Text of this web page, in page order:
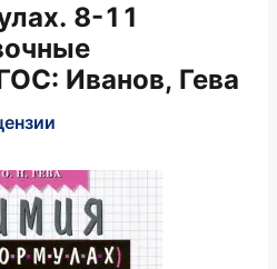
8-11
: Иванов, Гева